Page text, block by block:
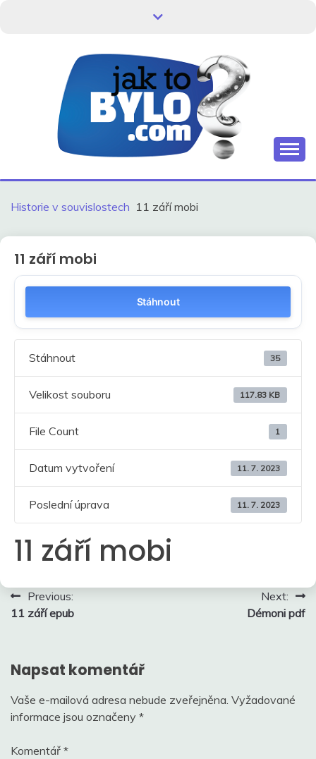
HISTORIE V
SOUVISLOSTECH
Historie v souvislostech 11 září mobi
11 září mobi
Stáhnout
Stáhnout 35
Velikost souboru 117.83 KB
File Count 1
Datum vytvoření 11. 7. 2023
Poslední úprava 11. 7. 2023
11 září mobi
Navigace
pro
Previous:
11 září epub
Next:
Démoni pdf
Napsat komentář
Vaše e-mailová adresa nebude zveřejněna. Vyžadované
informace jsou označeny *
Komentář *